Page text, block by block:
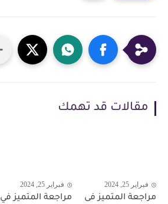
مقالات قد تهمك
فبراير 25, 2024
مراجعة المتميز فى
فبراير 25, 2024
مراجعة المتميز في